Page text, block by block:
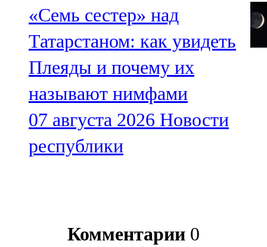
«Семь сестер» над
Татарстаном: как увидеть
Плеяды и почему их
называют нимфами
07 августа 2026 Новости
республики
Комментарии 0